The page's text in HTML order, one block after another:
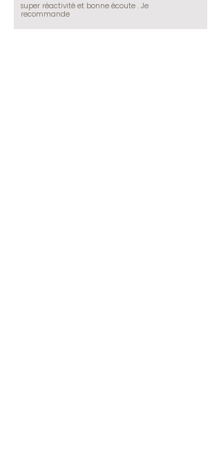
super réactivité et bonne écoute . Je
recommande